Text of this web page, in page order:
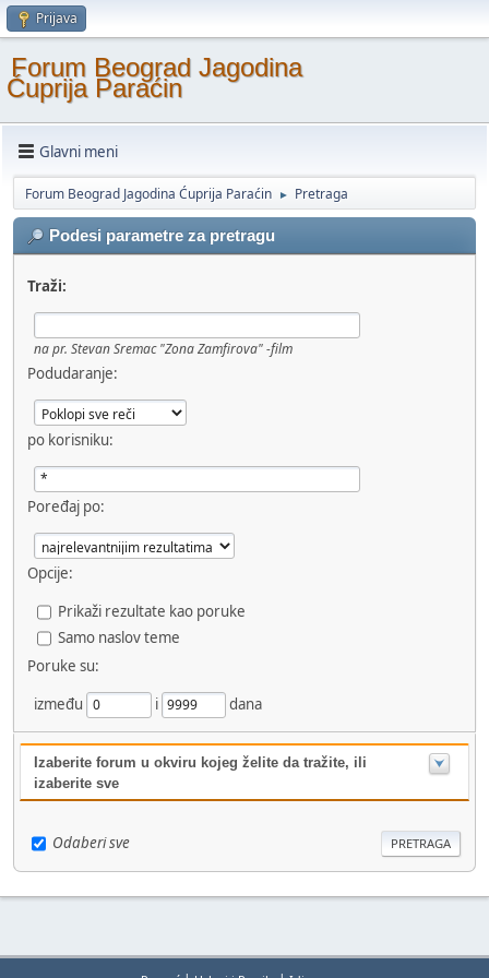
Prijava
Forum Beograd Jagodina
Ćuprija Paraćin
Glavni meni
Forum Beograd Jagodina Ćuprija Paraćin ► Pretraga
Podesi parametre za pretragu
Traži:
na pr. Stevan Sremac "Zona Zamfirova" -film
Podudaranje:
po korisniku:
Poređaj po:
Opcije:
Prikaži rezultate kao poruke
Samo naslov teme
Poruke su:
između
i dana
Izaberite forum u okviru kojeg želite da tražite, ili
izaberite sve
Odaberi sve